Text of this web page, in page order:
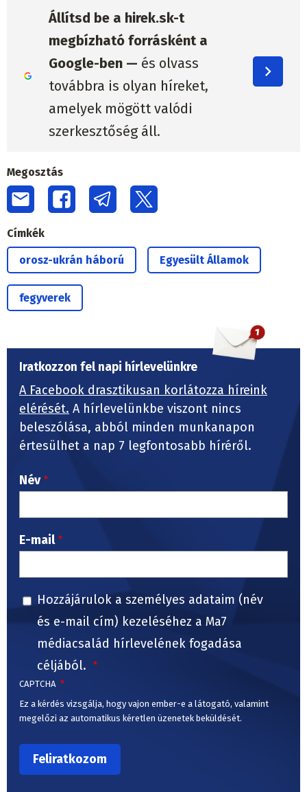
Állítsd be a hirek.sk-t
megbízható forrásként a
Google-ben — és olvass
továbbra is olyan híreket,
amelyek mögött valódi
szerkesztőség áll.
Megosztás
Címkék
orosz-ukrán háború Egyesült Államok
fegyverek
Iratkozzon fel napi hírlevelünkre
A Facebook drasztikusan korlátozza híreink
elérését. A hírlevelünkbe viszont nincs
beleszólása, abból minden munkanapon
értesülhet a nap 7 legfontosabb híréről.
Név
E-mail
Hozzájárulok a személyes adataim (név
és e-mail cím) kezeléséhez a Ma7
médiacsalád hírlevelének fogadása
céljából.
CAPTCHA
Ez a kérdés vizsgálja, hogy vajon ember-e a látogató, valamint
megelőzi az automatikus kéretlen üzenetek beküldését.